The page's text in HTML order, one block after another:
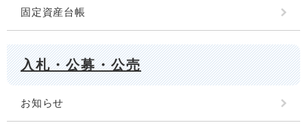
固定資産台帳
入札・公募・公売
お知らせ